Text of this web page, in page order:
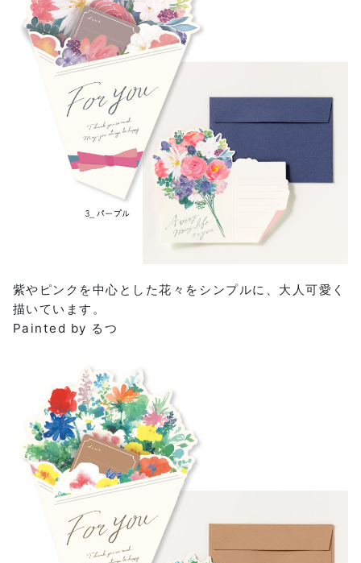
紫やピンクを中心とした花々をシンプルに、大人可愛く
描いています。
Painted by るつ